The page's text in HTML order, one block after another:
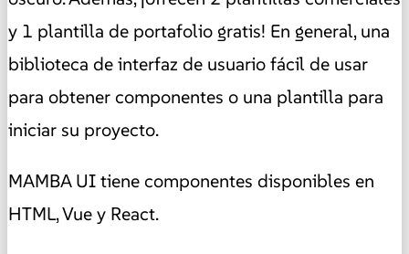
y 1 plantilla de portafolio gratis! En general, una
biblioteca de interfaz de usuario fácil de usar
para obtener componentes o una plantilla para
iniciar su proyecto.
MAMBA UI tiene componentes disponibles en
HTML, Vue y React.